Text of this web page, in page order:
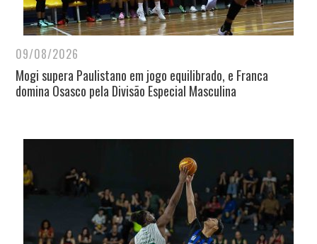
09/08/2026
Mogi supera Paulistano em jogo equilibrado, e Franca
domina Osasco pela Divisão Especial Masculina